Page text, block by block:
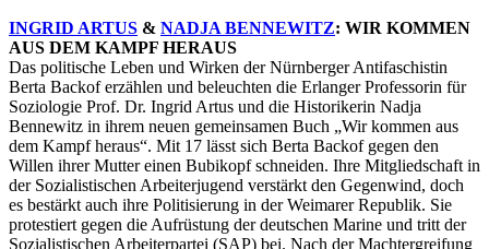
INGRID ARTUS & NADJA BENNEWITZ: WIR KOMMEN
AUS DEM KAMPF HERAUS
Das politische Leben und Wirken der Nürnberger Antifaschistin
Berta Backof erzählen und beleuchten die Erlanger Professorin für
Soziologie Prof. Dr. Ingrid Artus und die Historikerin Nadja
Bennewitz in ihrem neuen gemeinsamen Buch „Wir kommen aus
dem Kampf heraus“. Mit 17 lässt sich Berta Backof gegen den
Willen ihrer Mutter einen Bubikopf schneiden. Ihre Mitgliedschaft in
der Sozialistischen Arbeiterjugend verstärkt den Gegenwind, doch
es bestärkt auch ihre Politisierung in der Weimarer Republik. Sie
protestiert gegen die Aufrüstung der deutschen Marine und tritt der
Sozialistischen Arbeiterpartei (SAP) bei. Nach der Machtergreifung